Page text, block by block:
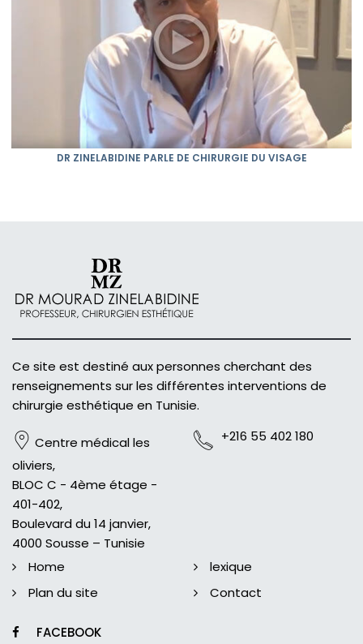
DR ZINELABIDINE PARLE DE CHIRURGIE DU VISAGE
Ce site est destiné aux personnes cherchant des
renseignements sur les différentes interventions de
chirurgie esthétique en Tunisie.
Centre médical les
oliviers,
BLOC C - 4ème étage -
401-402,
Boulevard du 14 janvier,
4000 Sousse – Tunisie
+216 55 402 180
Home
Plan du site
lexique
Contact
FACEBOOK